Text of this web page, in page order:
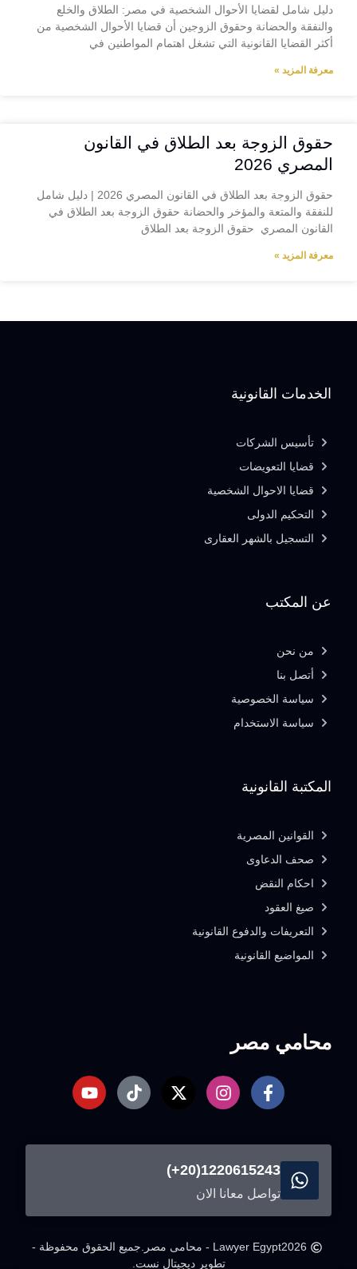
دليل شامل لقضايا الأحوال الشخصية في مصر: الطلاق والخلع
والنفقة والحضانة وحقوق الزوجين أن قضايا الأحوال الشخصية من
أكثر القضايا القانونية التي تشغل اهتمام المواطنين في
معرفة المزيد »
حقوق الزوجة بعد الطلاق في القانون
المصري 2026
حقوق الزوجة بعد الطلاق في القانون المصري 2026 | دليل شامل
للنفقة والمتعة والمؤخر والحضانة حقوق الزوجة بعد الطلاق في
القانون المصري حقوق الزوجة بعد الطلاق
معرفة المزيد »
محامي مصر
1220615243(20+)
تواصل معانا الان
2026Lawyer Egypt - محامى مصر.
جميع الحقوق محفوظة -
تطوير ديجيتال نست.
المكتبة القانونية
القوانين المصرية
صحف الدعاوى
احكام النقض
صيغ العقود
التعريفات والدفوع القانونية
المواضيع القانونية
عن المكتب
من نحن
أتصل بنا
سياسة الخصوصية
سياسة الاستخدام
الخدمات القانونية
تأسيس الشركات
قضايا التعويضات
قضايا الاحوال الشخصية
التحكيم الدولى
التسجيل بالشهر العقارى